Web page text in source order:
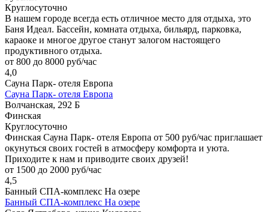
Круглосуточно
В нашем городе всегда есть отличное место для отдыха, это
Баня Идеал. Бассейн, комната отдыха, бильярд, парковка,
караоке и многое другое станут залогом настоящего
продуктивного отдыха.
от 800 до 8000 руб/час
4,0
Сауна Парк- отеля Европа
Сауна Парк- отеля Европа
Волчанская, 292 Б
Финская
Круглосуточно
Финская Сауна Парк- отеля Европа от 500 руб/час приглашает
окунуться своих гостей в атмосферу комфорта и уюта.
Приходите к нам и приводите своих друзей!
от 1500 до 2000 руб/час
4,5
Банный СПА-комплекс На озере
Банный СПА-комплекс На озере